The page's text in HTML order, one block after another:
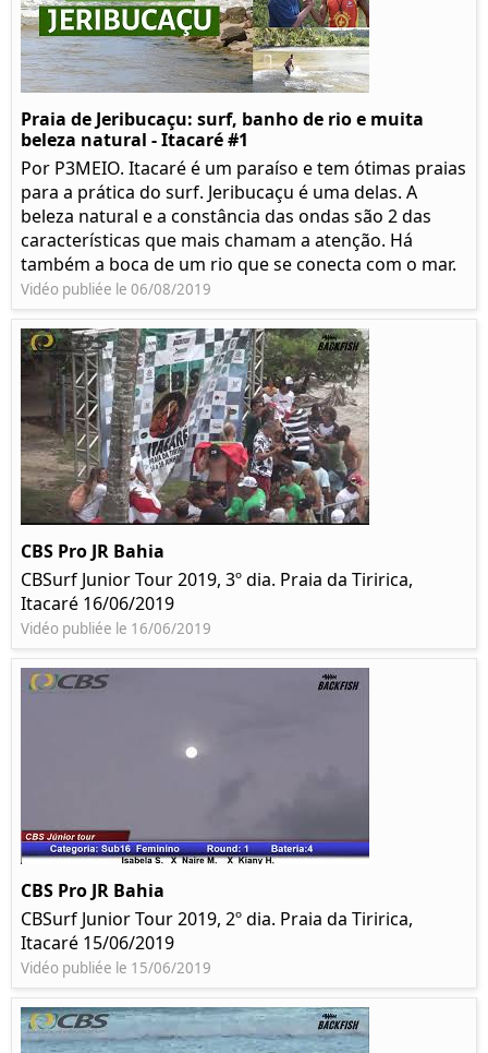
Praia de Jeribucaçu: surf, banho de rio e muita
beleza natural - Itacaré #1
Por P3MEIO. Itacaré é um paraíso e tem ótimas praias
para a prática do surf. Jeribucaçu é uma delas. A
beleza natural e a constância das ondas são 2 das
características que mais chamam a atenção. Há
também a boca de um rio que se conecta com o mar.
Vidéo publiée le 06/08/2019
CBS Pro JR Bahia
CBSurf Junior Tour 2019, 3º dia. Praia da Tiririca,
Itacaré 16/06/2019
Vidéo publiée le 16/06/2019
CBS Pro JR Bahia
CBSurf Junior Tour 2019, 2º dia. Praia da Tiririca,
Itacaré 15/06/2019
Vidéo publiée le 15/06/2019